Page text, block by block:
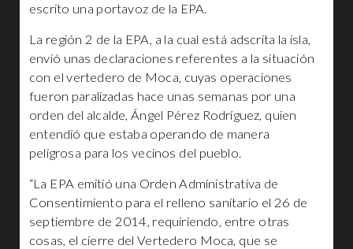
escrito una portavoz de la EPA.
La región 2 de la EPA, a la cual está adscrita la isla,
envió unas declaraciones referentes a la situación
con el vertedero de Moca, cuyas operaciones
fueron paralizadas hace unas semanas por una
orden del alcalde, Ángel Pérez Rodríguez, quien
entendió que estaba operando de manera
peligrosa para los vecinos del pueblo.
“La EPA emitió una Orden Administrativa de
Consentimiento para el relleno sanitario el 26 de
septiembre de 2014, requiriendo, entre otras
cosas, el cierre del Vertedero Moca, que se